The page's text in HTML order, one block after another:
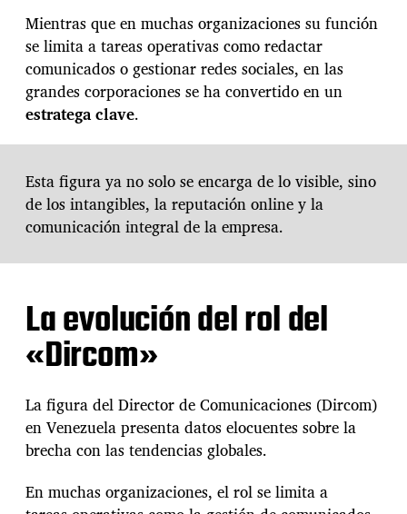
a
t
e
g
i
a
Mientras que en muchas organizaciones su función
se limita a tareas operativas como redactar
comunicados o gestionar redes sociales, en las
grandes corporaciones se ha convertido en un
estratega clave.
Esta figura ya no solo se encarga de lo visible, sino
de los intangibles, la reputación online y la
comunicación integral de la empresa.
La evolución del rol del
«Dircom»
La figura del Director de Comunicaciones (Dircom)
en Venezuela presenta datos elocuentes sobre la
brecha con las tendencias globales.
En muchas organizaciones, el rol se limita a